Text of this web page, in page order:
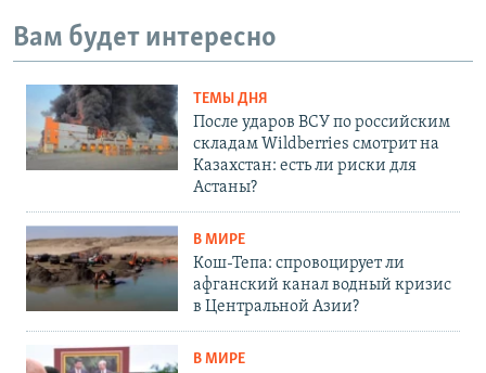
Вам будет интересно
ТЕМЫ ДНЯ
После ударов ВСУ по российским
складам Wildberries смотрит на
Казахстан: есть ли риски для
Астаны?
В МИРЕ
Кош-Тепа: спровоцирует ли
афганский канал водный кризис
в Центральной Азии?
В МИРЕ